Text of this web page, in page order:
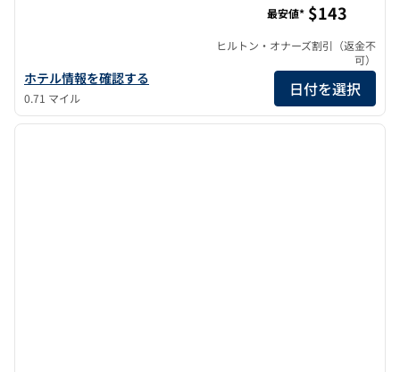
ザ・ベンソン・ポートランド・キュリオ・コレクションbyヒルト
ホテル情報を確認する
0.71 マイル
最安値* $143
ヒルトン・オナーズ割引（返金不
可）
日付を選択
1/12
1/12
前の画像 次の